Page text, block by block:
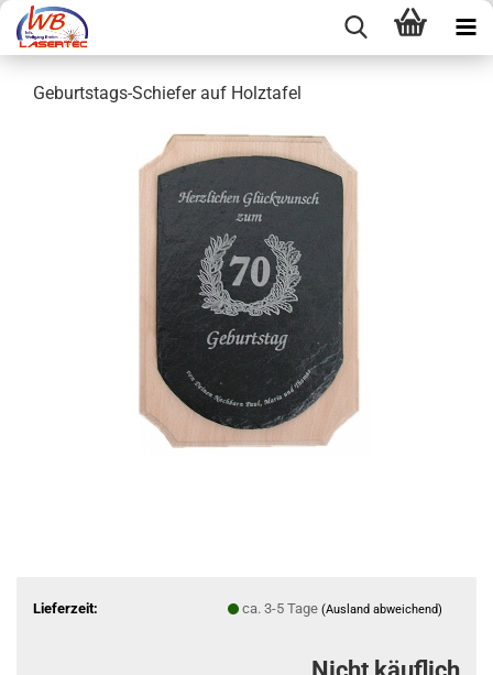
Geburtstags-Schiefer auf Holztafel
Lieferzeit: ca. 3-5 Tage (Ausland abweichend)